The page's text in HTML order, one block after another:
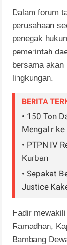
Dalam forum
perusahaan
penegak
pemerintah
bersama akan
lingkungan.
BERITA
• 150 Ton
Mengalir
• PTPN IV
Kurban
• Sepakat
Justice
Hadir
Ramadhan,
Bambang